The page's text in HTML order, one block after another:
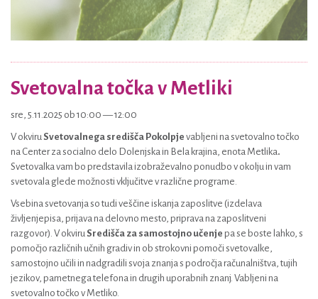
Svetovalna točka v Metliki
sre, 5.11.2025 ob 10:00 — 12:00
V okviru Svetovalnega središča Pokolpje vabljeni na svetovalno točko
na Center za socialno delo Dolenjska in Bela krajina, enota Metlika.
Svetovalka vam bo predstavila izobraževalno ponudbo v okolju in vam
svetovala glede možnosti vključitve v različne programe.
Vsebina svetovanja so tudi veščine iskanja zaposlitve (izdelava
življenjepisa, prijava na delovno mesto, priprava na zaposlitveni
razgovor). V okviru Središča za samostojno učenje pa se boste lahko, s
pomočjo različnih učnih gradiv in ob strokovni pomoči svetovalke,
samostojno učili in nadgradili svoja znanja s področja računalništva, tujih
jezikov, pametnega telefona in drugih uporabnih znanj. Vabljeni na
svetovalno točko v Metliko.